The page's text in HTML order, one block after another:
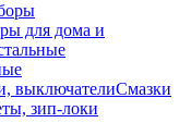
для дома и
выключателиСмазки
зип-локи